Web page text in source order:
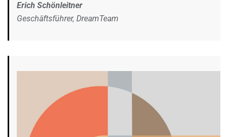
Erich Schönleitner
Geschäftsführer, DreamTeam